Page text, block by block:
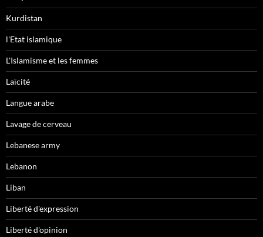
Kurdistan
l'Etat islamique
L'Islamisme et les femmes
Laïcité
Langue arabe
Lavage de cerveau
Lebanese army
Lebanon
Liban
Liberté d'expression
Liberté d'opinion